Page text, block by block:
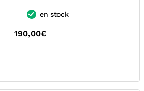
en stock
190,00€